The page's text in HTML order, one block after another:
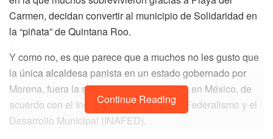
Carmen, decidan convertir al municipio de Solidaridad en
la “piñata” de Quintana Roo.
Y como no, es que parece que a muchos no les gusto que
la única alcaldesa panista en un estado gobernado por
Morena, fuera la segunda mejor evaluada en México, de
acuerdo con el Instituto Nacional para el Federalismo y el
Desarrollo Municipal (INAFED).
Continue Reading